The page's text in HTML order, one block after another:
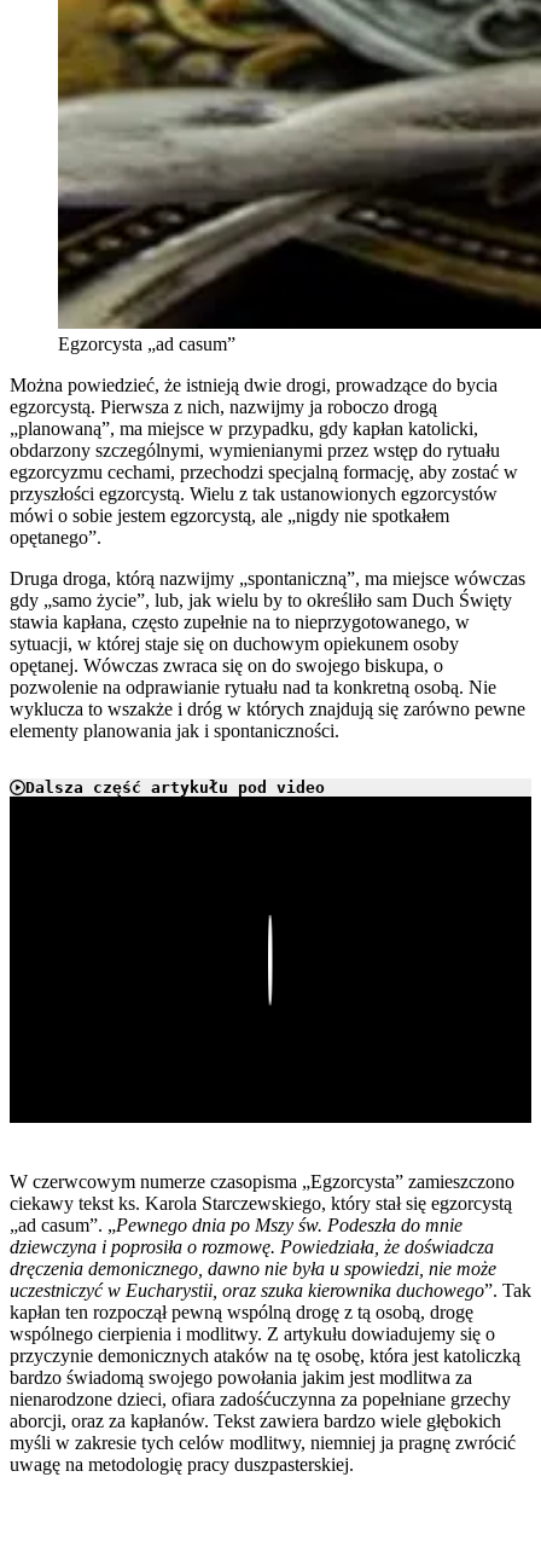
Egzorcysta „ad casum”
Można powiedzieć, że istnieją dwie drogi, prowadzące do bycia
egzorcystą. Pierwsza z nich, nazwijmy ja roboczo drogą
„planowaną”, ma miejsce w przypadku, gdy kapłan katolicki,
obdarzony szczególnymi, wymienianymi przez wstęp do rytuału
egzorcyzmu cechami, przechodzi specjalną formację, aby zostać w
przyszłości egzorcystą. Wielu z tak ustanowionych egzorcystów
mówi o sobie jestem egzorcystą, ale „nigdy nie spotkałem
opętanego”.
Druga droga, którą nazwijmy „spontaniczną”, ma miejsce wówczas
gdy „samo życie”, lub, jak wielu by to określiło sam Duch Święty
stawia kapłana, często zupełnie na to nieprzygotowanego, w
sytuacji, w której staje się on duchowym opiekunem osoby
opętanej. Wówczas zwraca się on do swojego biskupa, o
pozwolenie na odprawianie rytuału nad ta konkretną osobą. Nie
wyklucza to wszakże i dróg w których znajdują się zarówno pewne
elementy planowania jak i spontaniczności.
Dalsza część artykułu pod video
W czerwcowym numerze czasopisma „Egzorcysta” zamieszczono
ciekawy tekst ks. Karola Starczewskiego, który stał się egzorcystą
„ad casum”. „Pewnego dnia po Mszy św. Podeszła do mnie
dziewczyna i poprosiła o rozmowę. Powiedziała, że doświadcza
dręczenia demonicznego, dawno nie była u spowiedzi, nie może
uczestniczyć w Eucharystii, oraz szuka kierownika duchowego”. Tak
kapłan ten rozpoczął pewną wspólną drogę z tą osobą, drogę
wspólnego cierpienia i modlitwy. Z artykułu dowiadujemy się o
przyczynie demonicznych ataków na tę osobę, która jest katoliczką
bardzo świadomą swojego powołania jakim jest modlitwa za
nienarodzone dzieci, ofiara zadośćuczynna za popełniane grzechy
aborcji, oraz za kapłanów. Tekst zawiera bardzo wiele głębokich
myśli w zakresie tych celów modlitwy, niemniej ja pragnę zwrócić
uwagę na metodologię pracy duszpasterskiej.